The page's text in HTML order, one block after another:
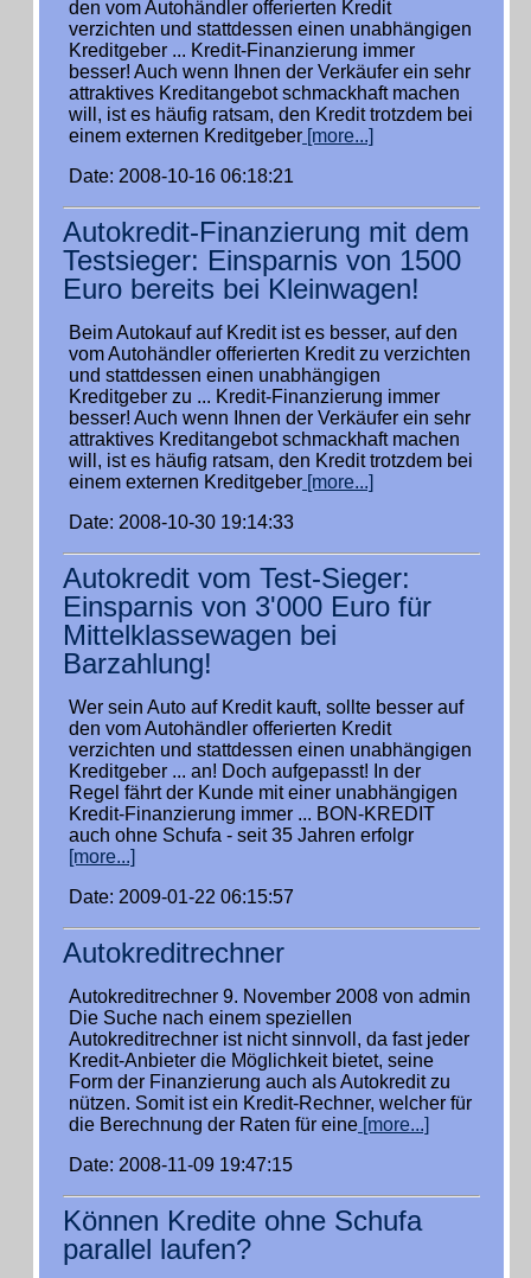
den vom Autohändler offerierten Kredit
verzichten und stattdessen einen unabhängigen
Kreditgeber ... Kredit-Finanzierung immer
besser! Auch wenn Ihnen der Verkäufer ein sehr
attraktives Kreditangebot schmackhaft machen
will, ist es häufig ratsam, den Kredit trotzdem bei
einem externen Kreditgeber [more...]
Date: 2008-10-16 06:18:21
Autokredit-Finanzierung mit dem
Testsieger: Einsparnis von 1500
Euro bereits bei Kleinwagen!
Beim Autokauf auf Kredit ist es besser, auf den
vom Autohändler offerierten Kredit zu verzichten
und stattdessen einen unabhängigen
Kreditgeber zu ... Kredit-Finanzierung immer
besser! Auch wenn Ihnen der Verkäufer ein sehr
attraktives Kreditangebot schmackhaft machen
will, ist es häufig ratsam, den Kredit trotzdem bei
einem externen Kreditgeber [more...]
Date: 2008-10-30 19:14:33
Autokredit vom Test-Sieger:
Einsparnis von 3'000 Euro für
Mittelklassewagen bei
Barzahlung!
Wer sein Auto auf Kredit kauft, sollte besser auf
den vom Autohändler offerierten Kredit
verzichten und stattdessen einen unabhängigen
Kreditgeber ... an! Doch aufgepasst! In der
Regel fährt der Kunde mit einer unabhängigen
Kredit-Finanzierung immer ... BON-KREDIT
auch ohne Schufa - seit 35 Jahren erfolgr
[more...]
Date: 2009-01-22 06:15:57
Autokreditrechner
Autokreditrechner 9. November 2008 von admin
Die Suche nach einem speziellen
Autokreditrechner ist nicht sinnvoll, da fast jeder
Kredit-Anbieter die Möglichkeit bietet, seine
Form der Finanzierung auch als Autokredit zu
nützen. Somit ist ein Kredit-Rechner, welcher für
die Berechnung der Raten für eine [more...]
Date: 2008-11-09 19:47:15
Können Kredite ohne Schufa
parallel laufen?